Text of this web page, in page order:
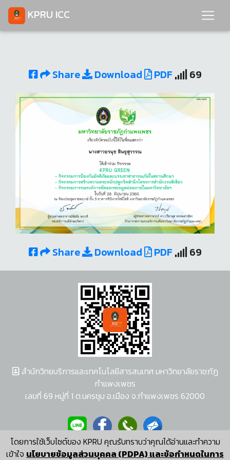
KPRU ICC
Share Download PDF 69
Share Download PDF 69
โดยการใช้เว็บไซต์ของ KPRU คุณรับทราบว่าคุณได้อ่านและทำความ
เข้าใจ นโยบายข้อมูลส่วนบุคคล (PDPA) และข้อกำหนดในการ
สำนักวิทยบริการและเทคโนโลยีสารสนเทศ มหาวิทยาลัยราชภัฏ
กำแพงเพชร
เลขที่ 69 หมู่ที่ 1 ต.นครชุม อ.เมือง จ.กำแพงเพชร 62000
ผู้พัฒนาระบบ อนุชา พวงผกา